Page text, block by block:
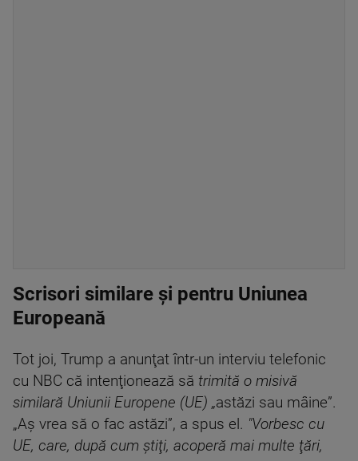
Scrisori similare şi pentru Uniunea
Europeană
Tot joi, Trump a anunţat într-un interviu telefonic
cu NBC că intenţionează să trimită o misivă
similară Uniunii Europene (UE) „astăzi sau mâine”.
„Aş vrea să o fac astăzi”, a spus el. "Vorbesc cu
UE, care, după cum ştiţi, acoperă mai multe ţări,